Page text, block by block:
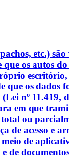
etc.)
os autos
os dados
nº 11.419,
em que
ou
de acesso e
de